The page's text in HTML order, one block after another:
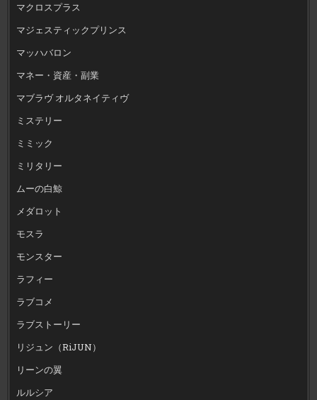
マクロスプラス
マジェスティックプリンス
マッハバロン
マネー・資産・副業
マブラヴ オルタネイティヴ
ミステリー
ミミック
ミリタリー
ムーの白鯨
メダロット
モスラ
モンスター
ラフィー
ラブコメ
ラブストーリー
リジュン（RiJUN）
リーンの翼
ルルシア